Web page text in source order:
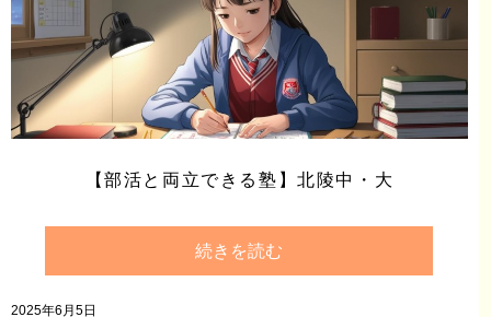
【部活と両立できる塾】北陵中・大
続きを読む
2025年6月5日